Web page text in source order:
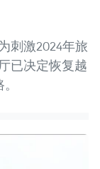
刺激2024年旅
已决定恢复越